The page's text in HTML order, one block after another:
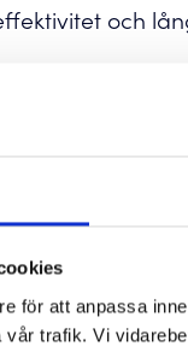
för att anpassa
trafik. Vi
och
för
som Electrolux
PODAB.